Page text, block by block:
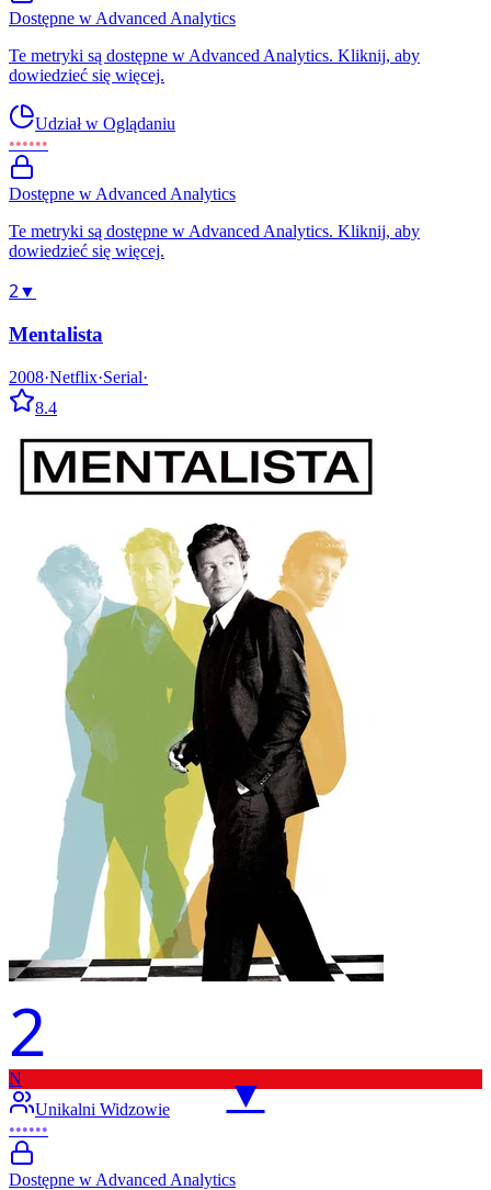
Dostępne w Advanced Analytics
Te metryki są dostępne w Advanced Analytics. Kliknij, aby
dowiedzieć się więcej.
Udział w Oglądaniu
••••••
Dostępne w Advanced Analytics
Te metryki są dostępne w Advanced Analytics. Kliknij, aby
dowiedzieć się więcej.
2▼
Mentalista
2008·Netflix·Serial·
8.4
2
▼
N
Unikalni Widzowie
••••••
Dostępne w Advanced Analytics